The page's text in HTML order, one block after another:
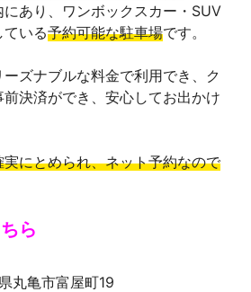
あり、ワンボックスカー・SUV
いる予約可能な駐車場です。
ズナブルな料金で利用でき、ク
決済ができ、安心してお出かけ
にとめられ、ネット予約なので
ら
丸亀市富屋町19